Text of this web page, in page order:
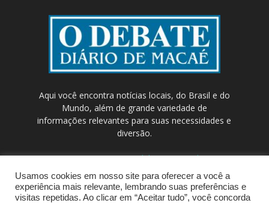
Aqui você encontra notícias locais, do Brasil e do
Mundo, além de grande variedade de
informações relevantes para suas necessidades e
diversão.
Contato:contato@odebateon.com.br /
comercia@odebateon.com.br
Usamos cookies em nosso site para oferecer a você a
experiência mais relevante, lembrando suas preferências e
visitas repetidas. Ao clicar em “Aceitar tudo”, você concorda